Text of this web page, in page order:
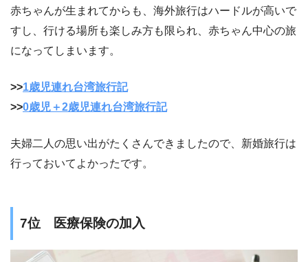
赤ちゃんが生まれてからも、海外旅行はハードルが高いで
すし、行ける場所も楽しみ方も限られ、赤ちゃん中心の旅
になってしまいます。
>>1歳児連れ台湾旅行記
>>0歳児＋2歳児連れ台湾旅行記
夫婦二人の思い出がたくさんできましたので、新婚旅行は
行っておいてよかったです。
7位 医療保険の加入